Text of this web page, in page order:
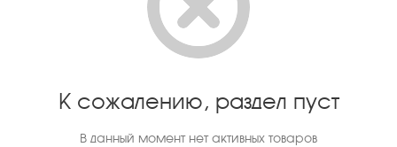
К сожалению, раздел пуст
В данный момент нет активных товаров